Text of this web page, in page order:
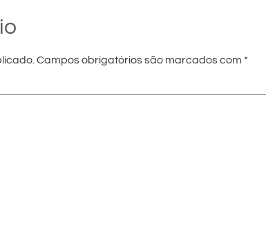
Campos obrigatórios são marcados com *